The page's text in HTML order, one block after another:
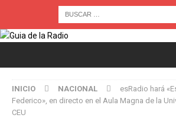
INICIO NACIONAL
esRadio hará
Federico», en directo en el Aula Magna de la
CEU